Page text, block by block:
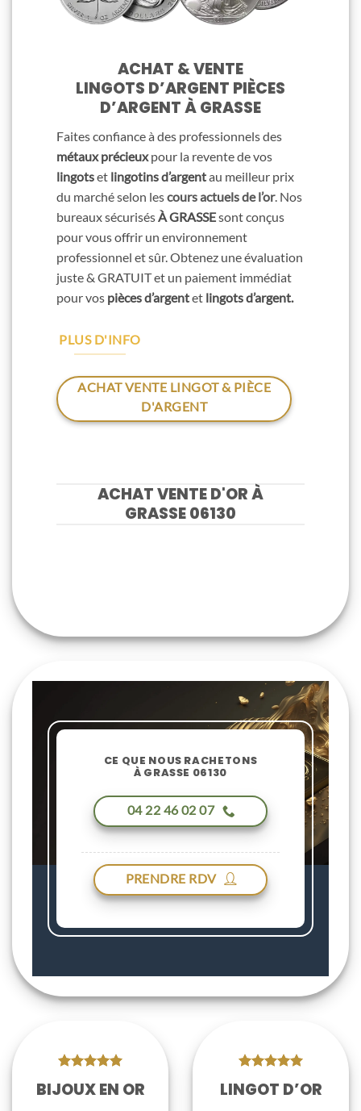
ACHAT & VENTE
LINGOTS D’ARGENT PIÈCES
D’ARGENT À GRASSE
Faites confiance à des professionnels des
métaux précieuxpour la revente de vos
lingotset lingotins d’argentau meilleur prix
du marché selon lescours actuels de l’or. Nos
bureaux sécurisésÀ GRASSEsont conçus
pour vous offrir un environnement
professionnel et sûr. Obtenez une évaluation
juste & GRATUIT et un paiement immédiat
pour vos pièces d’argentet lingots d’argent.
PLUS D'INFO
ACHAT VENTE LINGOT & PIÈCE
D'ARGENT
ACHAT VENTE D'OR À
GRASSE 06130
CE QUE NOUS RACHETONS
À GRASSE 06130
04 22 46 02 07
PRENDRE RDV
BIJOUX EN OR LINGOT D’OR